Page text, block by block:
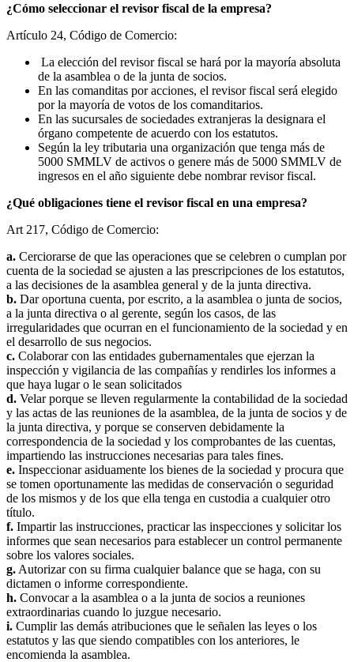
¿Cómo seleccionar el revisor fiscal de la empresa?
Artículo 24, Código de Comercio:
La elección del revisor fiscal se hará por la mayoría absoluta
de la asamblea o de la junta de socios.
En las comanditas por acciones, el revisor fiscal será elegido
por la mayoría de votos de los comanditarios.
En las sucursales de sociedades extranjeras la designara el
órgano competente de acuerdo con los estatutos.
Según la ley tributaria una organización que tenga más de
5000 SMMLV de activos o genere más de 5000 SMMLV de
ingresos en el año siguiente debe nombrar revisor fiscal.
¿Qué obligaciones tiene el revisor fiscal en una empresa?
Art 217, Código de Comercio:
a. Cerciorarse de que las operaciones que se celebren o cumplan por
cuenta de la sociedad se ajusten a las prescripciones de los estatutos,
a las decisiones de la asamblea general y de la junta directiva.
b. Dar oportuna cuenta, por escrito, a la asamblea o junta de socios,
a la junta directiva o al gerente, según los casos, de las
irregularidades que ocurran en el funcionamiento de la sociedad y en
el desarrollo de sus negocios.
c. Colaborar con las entidades gubernamentales que ejerzan la
inspección y vigilancia de las compañías y rendirles los informes a
que haya lugar o le sean solicitados
d. Velar porque se lleven regularmente la contabilidad de la sociedad
y las actas de las reuniones de la asamblea, de la junta de socios y de
la junta directiva, y porque se conserven debidamente la
correspondencia de la sociedad y los comprobantes de las cuentas,
impartiendo las instrucciones necesarias para tales fines.
e. Inspeccionar asiduamente los bienes de la sociedad y procura que
se tomen oportunamente las medidas de conservación o seguridad
de los mismos y de los que ella tenga en custodia a cualquier otro
título.
f. Impartir las instrucciones, practicar las inspecciones y solicitar los
informes que sean necesarios para establecer un control permanente
sobre los valores sociales.
g. Autorizar con su firma cualquier balance que se haga, con su
dictamen o informe correspondiente.
h. Convocar a la asamblea o a la junta de socios a reuniones
extraordinarias cuando lo juzgue necesario.
i. Cumplir las demás atribuciones que le señalen las leyes o los
estatutos y las que siendo compatibles con los anteriores, le
encomienda la asamblea.